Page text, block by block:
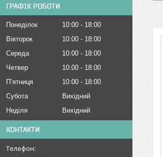
ГРАФІК РОБОТИ
Понеділок 10:00
18:00
Вівторок
10:00
18:00
Середа
10:00
18:00
Четвер
10:00
18:00
Пʼятниця
10:00
18:00
Субота
Вихідний
Неділя
Вихідний
КОНТАКТИ